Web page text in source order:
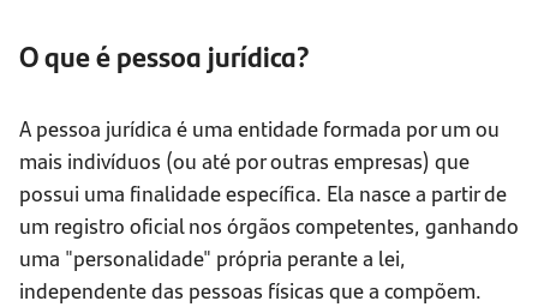
O que é pessoa jurídica?
A pessoa jurídica é uma entidade formada por um ou
mais indivíduos (ou até por outras empresas) que
possui uma finalidade específica. Ela nasce a partir de
um registro oficial nos órgãos competentes, ganhando
uma "personalidade" própria perante a lei,
independente das pessoas físicas que a compõem.